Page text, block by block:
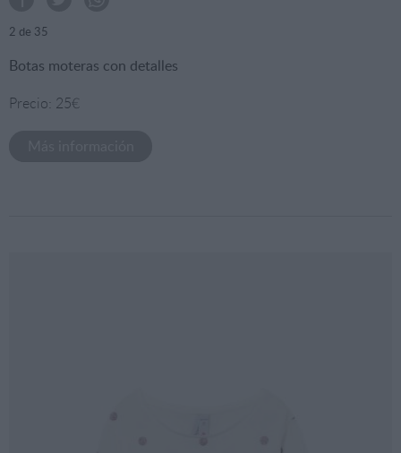
2 de 35
Botas moteras con detalles
Precio: 25€